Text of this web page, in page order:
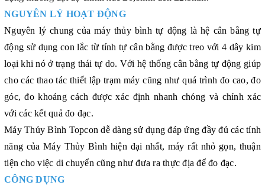
NGUYÊN LÝ HOẠT ĐỘNG
Nguyên lý chung của máy thủy bình tự động là hệ cân bằng tự
động sử dụng con lắc từ tính tự cân bằng được treo với 4 dây kim
loại khi nó ở trạng thái tự do. Với hệ thống cân bằng tự động giúp
cho các thao tác thiết lập trạm máy cũng như quá trình đo cao, đo
góc, đo khoảng cách được xác định nhanh chóng và chính xác
với các kết quả đo đạc.
Máy Thủy Bình Topcon dễ dàng sử dụng đáp ứng đầy đủ các tính
năng của Máy Thủy Bình hiện đại nhất, máy rất nhỏ gọn, thuận
tiện cho việc di chuyển cũng như đưa ra thực địa để đo đạc.
CÔNG DỤNG